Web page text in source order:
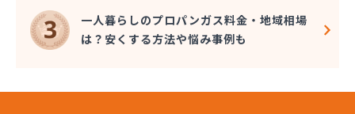
株式会社しんせきプロパン部
株式会社スギサン化学
株式会社スマイルガステクノロジー
一人暮らしのプロパンガス料金・地域相場
は？安くする方法や悩み事例も